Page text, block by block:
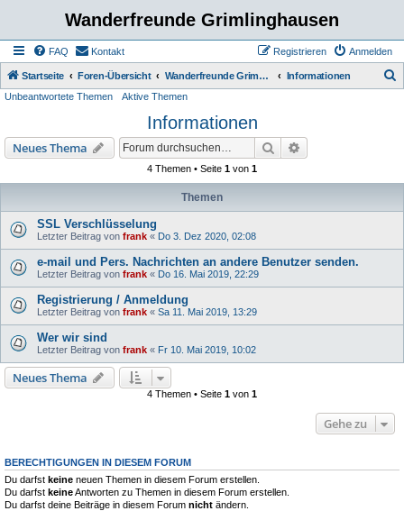
Wanderfreunde Grimlinghausen
FAQ Kontakt Anmelden
Registrieren
Startseite Foren-Übersicht Wanderfreunde Grimmlinghausen Informationen
Unbeantwortete Themen Aktive Themen
Informationen
Neues Thema Suche
4 Themen • Seite 1 von 1
Themen
SSL Verschlüsselung
Letzter Beitrag von frank « Do 3. Dez 2020, 02:08
e-mail und Pers. Nachrichten an andere Benutzer senden.
Letzter Beitrag von frank « Do 16. Mai 2019, 22:29
Registrierung / Anmeldung
Letzter Beitrag von frank « Sa 11. Mai 2019, 13:29
Wer wir sind
Letzter Beitrag von frank « Fr 10. Mai 2019, 10:02
Neues Thema
4 Themen • Seite 1 von 1
Gehe zu
BERECHTIGUNGEN IN DIESEM FORUM
Du darfst keine neuen Themen in diesem Forum erstellen.
Du darfst keineAntworten zu Themen in diesem Forum erstellen.
Du darfst deine Beiträge in diesem Forum nicht ändern.